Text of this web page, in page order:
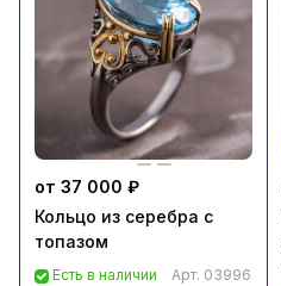
от 37 000 ₽
Кольцо из серебра с
топазом
Есть в наличии Арт. 03996